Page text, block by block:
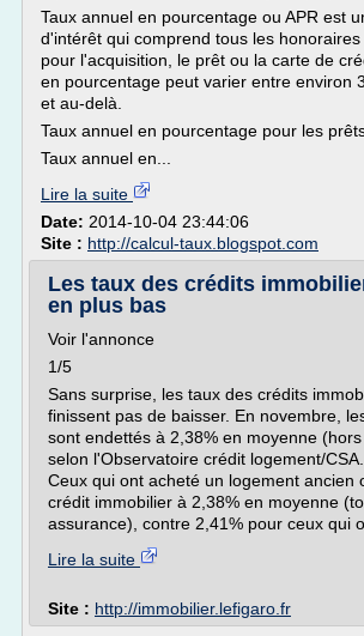
Taux annuel en pourcentage ou APR est
d'intérêt qui comprend tous les
pour l'acquisition, le prêt ou la carte de
en pourcentage peut varier entre environ
et au-delà.
Taux annuel en pourcentage pour les
Taux annuel en...
Lire la suite
Date: 2014-10-04 23:44:06
Site : http://calcul-taux.blogspot.com
Les taux des crédits
en plus bas
Voir l'annonce
1/5
Sans surprise, les taux des crédits
finissent pas de baisser. En novembre,
sont endettés à 2,38% en moyenne (hors
selon l'Observatoire crédit logement/
Ceux qui ont acheté un logement ancien
crédit immobilier à 2,38% en moyenne
assurance), contre 2,41% pour ceux qui
Lire la suite
Site : http://immobilier.lefigaro.fr